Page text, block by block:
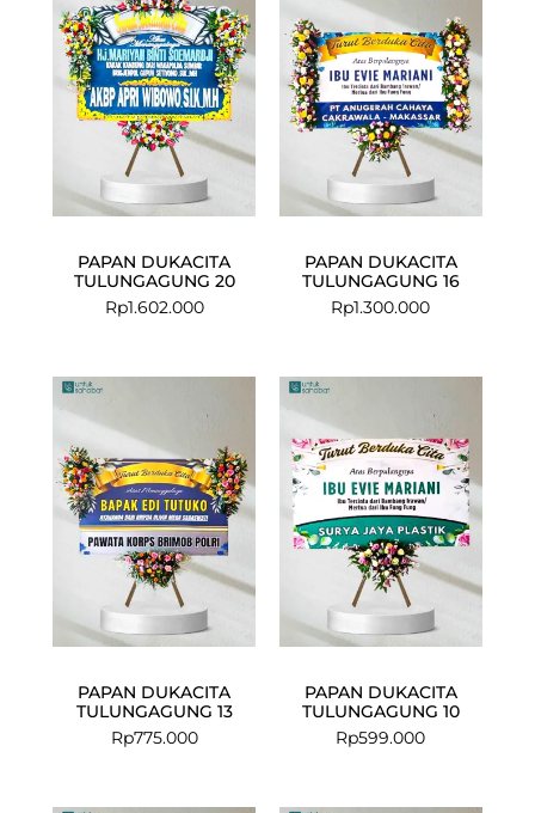
PAPAN DUKACITA
TULUNGAGUNG 20
Rp1.602.000
PAPAN DUKACITA
TULUNGAGUNG 16
Rp1.300.000
PAPAN DUKACITA
TULUNGAGUNG 13
Rp775.000
PAPAN DUKACITA
TULUNGAGUNG 10
Rp599.000